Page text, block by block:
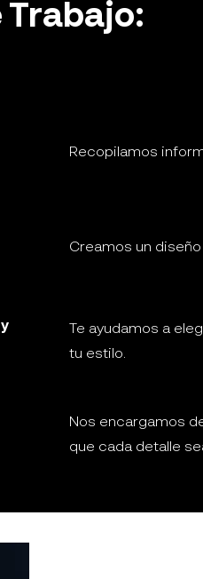
Trabajo:
Recopilamos
Creamos un
Te ayudamos a
tu estilo.
Nos encargamos
que cada detalle